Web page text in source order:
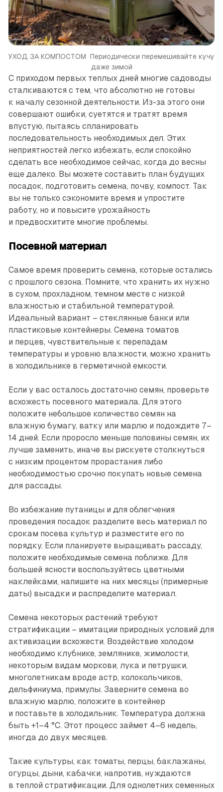
УХОД ЗА КОМПОСТОМ Периодически перемешивайте кучу
даже зимой
С приходом первых теплых дней многие садоводы
сталкиваются с тем, что абсолютно не готовы
к началу сезонной деятельности. Из-за этого они
совершают ошибки, суетятся и тратят время
впустую, пытаясь спланировать
последовательность необходимых дел. Этих
неприятностей легко избежать, если спокойно
сделать все необходимое сейчас, когда до весны
еще далеко. Вы можете составить план будущих
посадок, подготовить семена, почву, компост. Так
вы не только сэкономите время и упростите
работу, но и повысите урожайность
и предвосхитите многие проблемы.
Посевной материал
Самое время проверить семена, которые остались
с прошлого сезона. Помните, что хранить их нужно
в сухом, прохладном, темном месте с низкой
влажностью и стабильной температурой.
Идеальный вариант – стеклянные банки или
пластиковые контейнеры. Семена томатов
и перцев, чувствительные к перепадам
температуры и уровню влажности, можно хранить
в холодильнике в герметичной емкости.
Если у вас осталось достаточно семян, проверьте
всхожесть посевного материала. Для этого
положите небольшое количество семян на
влажную бумагу, ватку или марлю и подождите 7–
14 дней. Если проросло меньше половины семян, их
лучше заменить, иначе вы рискуете столк­нуться
с низким процентом прорастания либо
необходимостью срочно покупать новые семена
для рассады.
Во избежание путаницы и для облегчения
проведения посадок разделите весь материал по
срокам посева культур и разместите его по
порядку. Если планируете выращивать рассаду,
положите необходимые семена поближе. Для
большей ясности воспользуйтесь цветными
наклейками, напишите на них месяцы (примерные
даты) высадки и распределите материал.
Семена некоторых растений требуют
стратификации – имитации природных условий для
активизации всхожести. Воздействие холодом
необходимо клубнике, землянике, жимолости,
некоторым видам моркови, лука и петрушки,
многолетникам вроде астр, колокольчиков,
дельфиниума, примулы. Заверните семена во
влажную марлю, положите в контейнер
и поставьте в холодильник. Температура должна
быть +1–4 °С. Этот процесс займет 4–6 недель,
иногда до двух месяцев.
Такие культуры, как томаты, перцы, баклажаны,
огурцы, дыни, кабачки, напротив, нуждаются
в теплой стратификации. Для однолетних семенных